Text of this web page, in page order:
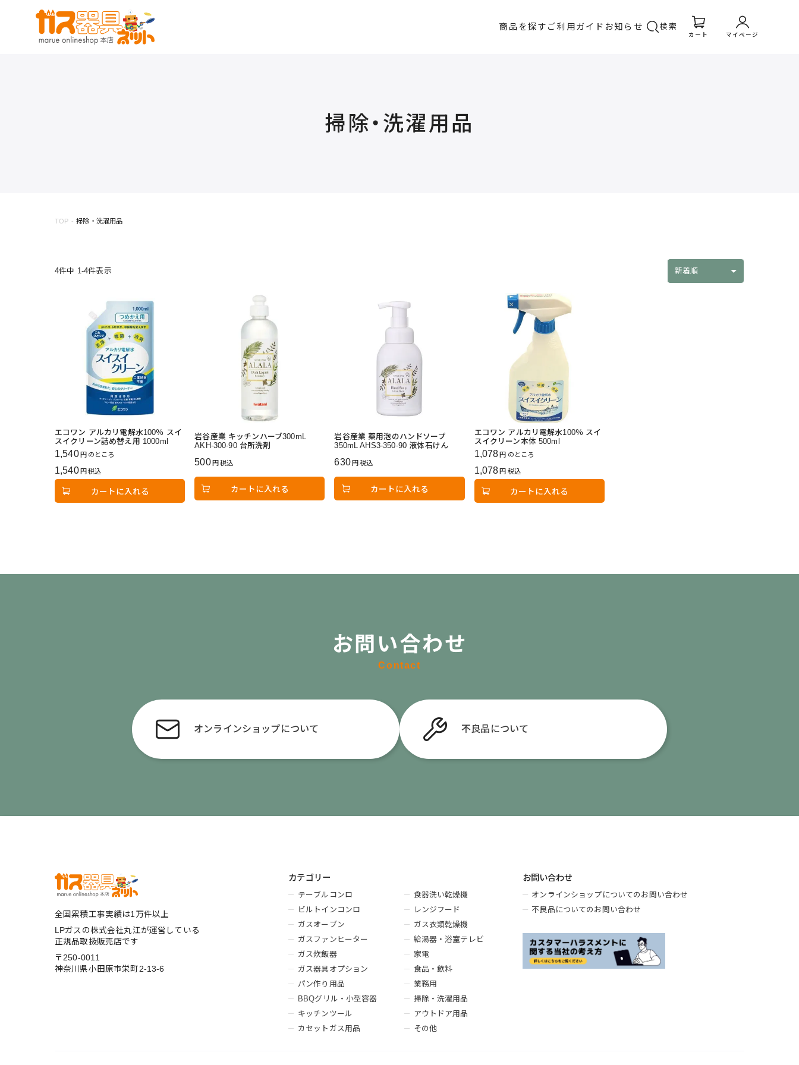
商品を探す ご利用ガイド お知らせ 検索
カート マイページ
掃除・洗濯用品
TOP 掃除・洗濯用品
新着順
4件中 1-4件表示
エコワン アルカリ電解水100％ スイ
スイクリーン詰め替え用 1000ml
1,540 のところ
1,540 税込
カートに入れる
岩谷産業 キッチンハーブ300mL
AKH-300-90 台所洗剤
500 税込
カートに入れる
岩谷産業 薬用泡のハンドソープ
350mL AHS3-350-90 液体石けん
630 税込
カートに入れる
エコワン アルカリ電解水100％ スイ
スイクリーン本体 500ml
1,078 のところ
1,078 税込
カートに入れる
お問い合わせ
Contact
オンラインショップについて 不良品 について
全国累積工事実績は1万件以上
LPガスの株式会社丸江が運営している
正規品取扱販売店です
〒250-0011
神奈川県小田原市栄町2-13-6
カテゴリー
テーブルコンロ
ビルトインコンロ
ガスオーブン
ガスファンヒーター
ガス炊飯器
ガス器具オプション
パン作り用品
BBQグリル・小型容器
キッチンツール
カセットガス用品
食器洗い乾燥機
レンジフード
ガス衣類乾燥機
給湯器・浴室テレビ
家電
食品・飲料
業務用
掃除・洗濯用品
アウトドア用品
その他
お問い合わせ
オンラインショップについてのお問い合わせ
不良品についてのお問い合わせ